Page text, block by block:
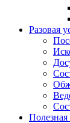
Разовая